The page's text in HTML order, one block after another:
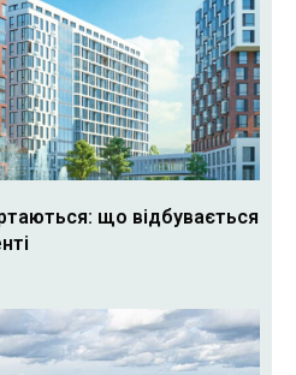
що відбувається